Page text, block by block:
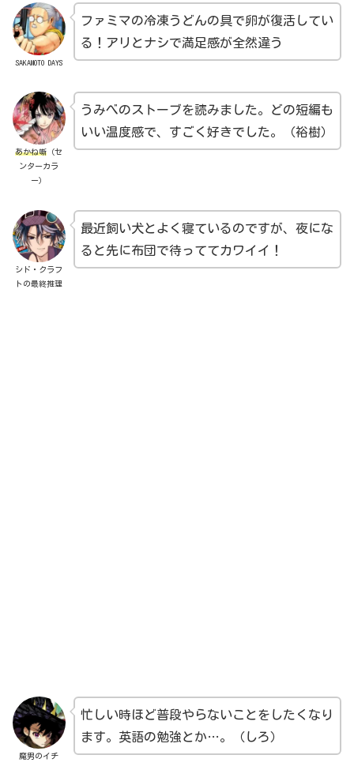
SAKAMOTO DAYS
ファミマの冷凍うどんの具で卵が復活してい
る！アリとナシで満足感が全然違う
あかね噺 （セ
ンターカラ
ー）
うみべのストーブを読みました。どの短編も
いい温度感で、すごく好きでした。（裕樹）
シド・クラフ
トの最終推理
最近飼い犬とよく寝ているのですが、夜にな
ると先に布団で待っててカワイイ！
魔男のイチ
忙しい時ほど普段やらないことをしたくなり
ます。英語の勉強とか…。（しろ）